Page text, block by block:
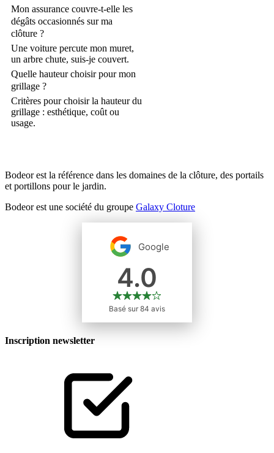
Mon assurance couvre-t-elle les
dégâts occasionnés sur ma
clôture ?
Une voiture percute mon muret,
un arbre chute, suis-je couvert.
Quelle hauteur choisir pour mon
grillage ?
Critères pour choisir la hauteur du
grillage : esthétique, coût ou
usage.
Bodeor est la référence dans les domaines de la clôture, des portails
et portillons pour le jardin.
Bodeor est une société du groupe Galaxy Cloture
Inscription newsletter